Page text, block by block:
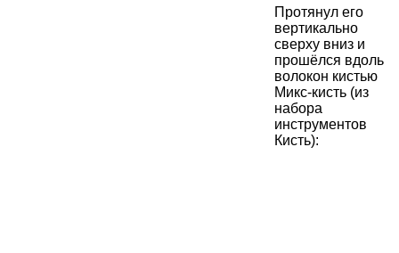
Протянул его
вертикально
сверху вниз и
прошёлся вдоль
волокон кистью
Микс-кисть (из
набора
инструментов
Кисть):